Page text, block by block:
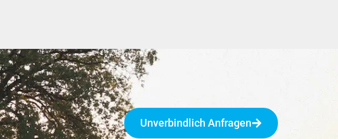
Unverbindlich Anfragen